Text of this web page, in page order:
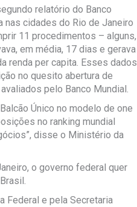
relatório do Banco
nas cidades do Rio de Janeiro
11 procedimentos – alguns,
em média, 17 dias e gerava
renda per capita. Esses dados
no quesito abertura de
pelo Banco Mundial.
Único no modelo de one
no ranking mundial
disse o Ministério da
o governo federal quer
Federal e pela Secretaria